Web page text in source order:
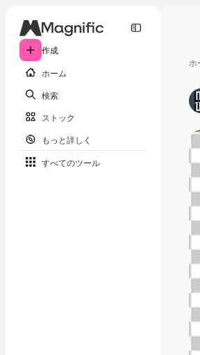
作成
ホーム
検索
ストック
もっと詳しく
すべてのツール
ホ